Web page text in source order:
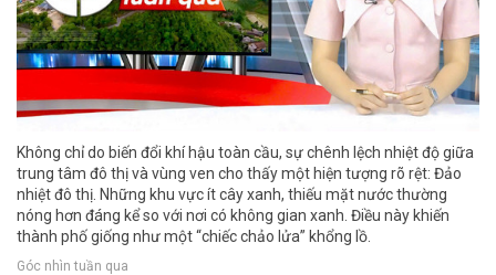
Không chỉ do biến đổi khí hậu toàn cầu, sự chênh lệch nhiệt độ giữa
trung tâm đô thị và vùng ven cho thấy một hiện tượng rõ rệt: Đảo
nhiệt đô thị. Những khu vực ít cây xanh, thiếu mặt nước thường
nóng hơn đáng kể so với nơi có không gian xanh. Điều này khiến
thành phố giống như một “chiếc chảo lửa” khổng lồ.
Góc nhìn tuần qua